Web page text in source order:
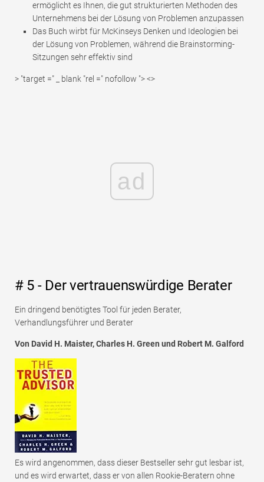
ermöglicht es Ihnen, die gut strukturierten Methoden des
Unternehmens bei der Lösung von Problemen anzupassen
Das Buch wirbt für McKinseys Denken und Ideologien bei
der Lösung von Problemen, während die Brainstorming-
Sitzungen sehr effektiv sind
> "target =" _ blank "rel =" nofollow "> <>
ad
# 5 - Der vertrauenswürdige Berater
Ein dringend benötigtes Tool für jeden Berater,
Verhandlungsführer und Berater
Von David H. Maister, Charles H. Green und Robert M. Galford
Es wird angenommen, dass dieser Bestseller sehr gut lesbar ist,
und es wird erwartet, dass er von allen Rookie-Beratern ohne